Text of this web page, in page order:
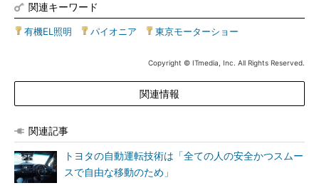
関連キーワード
有機EL照明 パイオニア 東京モーターショー
Copyright © ITmedia, Inc. All Rights Reserved.
関連情報
関連記事
トヨタの自動運転技術は「全ての人の安全かつスムー
スで自由な移動のため」